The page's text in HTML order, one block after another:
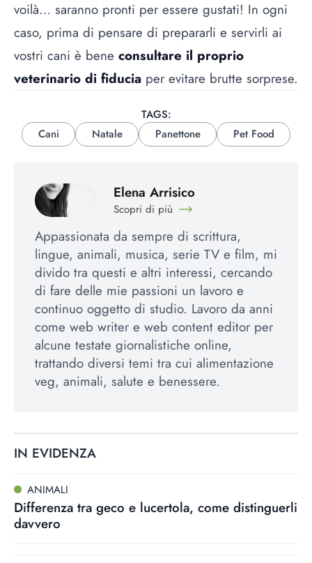
voilà… saranno pronti per essere gustati! In ogni
caso, prima di pensare di prepararli e servirli ai
vostri cani è bene consultare il proprio
veterinario di fiducia per evitare brutte sorprese.
TAGS:
Cani
Natale Panettone Pet Food
Elena Arrisico
Scopri di più
Appassionata da sempre di scrittura,
lingue, animali, musica, serie TV e film, mi
divido tra questi e altri interessi, cercando
di fare delle mie passioni un lavoro e
continuo oggetto di studio. Lavoro da anni
come web writer e web content editor per
alcune testate giornalistiche online,
trattando diversi temi tra cui alimentazione
veg, animali, salute e benessere.
IN EVIDENZA
ANIMALI
Differenza tra geco e lucertola, come distinguerli
davvero